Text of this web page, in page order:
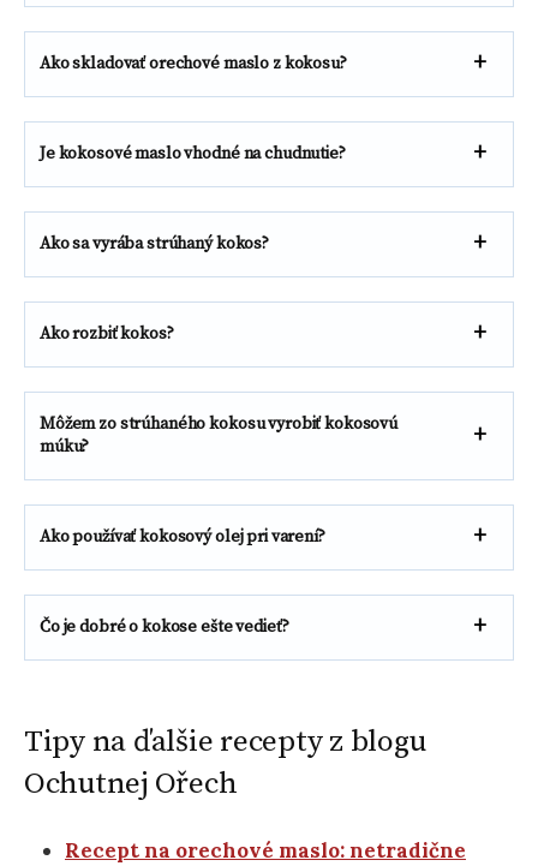
Ako skladovať orechové maslo z kokosu?
Je kokosové maslo vhodné na chudnutie?
Ako sa vyrába strúhaný kokos?
Ako rozbiť kokos?
Môžem zo strúhaného kokosu vyrobiť kokosovú
múku?
Ako používať kokosový olej pri varení?
Čo je dobré o kokose ešte vedieť?
Tipy na ďalšie recepty z blogu
Ochutnej Ořech
Recept na orechové maslo: netradične